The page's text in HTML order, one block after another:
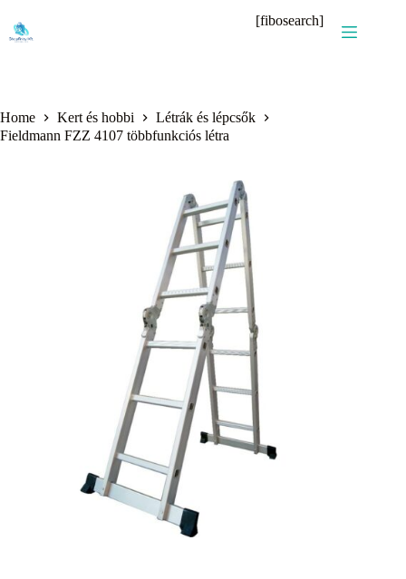
content
[fibosearch]
Home Kert és hobbi
Létrák és lépcsők
Fieldmann FZZ 4107 többfunkciós létra